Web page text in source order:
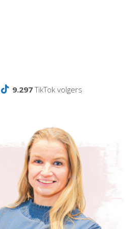
9.297TikTok volgers